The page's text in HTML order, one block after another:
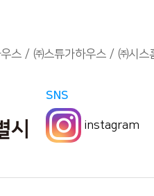
스 ㈜스튜가하우스 ㈜시스
SNS
instagram